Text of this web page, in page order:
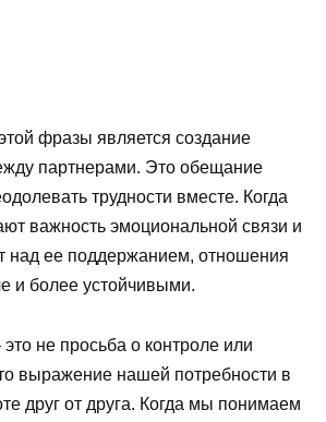
фразы является создание
партнерами. Это обещание
трудности вместе. Когда
важность эмоциональной связи и
над ее поддержанием, отношения
и более устойчивыми.
не просьба о контроле или
выражение нашей потребности в
друг от друга. Когда мы понимаем